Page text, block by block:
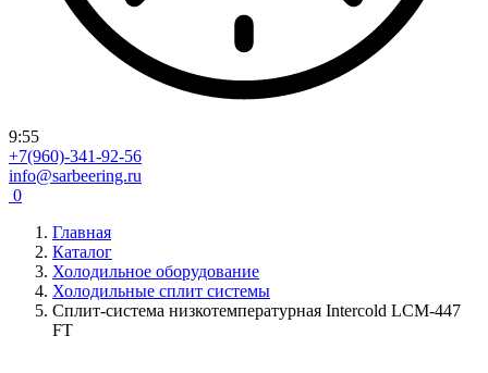
9:55
+7(960)-341-92-56
info@sarbeering.ru
0
Главная
Каталог
Холодильное оборудование
Холодильные cплит системы
Сплит-система низкотемпературная Intercold LCM-447
FT